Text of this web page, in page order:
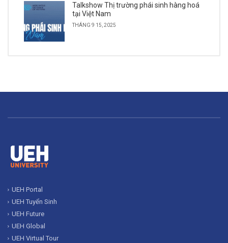
Talkshow Thị trường phái sinh hàng hoá
tại Việt Nam
THÁNG 9 15, 2025
UEH Portal
UEH Tuyển Sinh
UEH Future
UEH Global
UEH Virtual Tour